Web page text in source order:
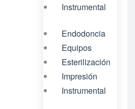
Instrumental
Endodoncia
Equipos
Esterilización
Impresión
Instrumental